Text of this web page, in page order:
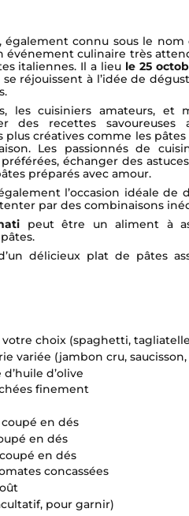
également connu sous le
événement culinaire très
italiennes. Il a lieu le 25
réjouissent à l’idée de
les cuisiniers amateurs, et
des recettes savoureuses
créatives comme les pâtes
Les passionnés de
échanger des
préparés avec amour.
l’occasion idéale de
par des combinaisons
peut être un aliment à
délicieux plat de pâtes
choix (spaghetti,
variée (jambon cru,
d’olive
finement
en dés
en dés
en dés
concassées
pour garnir)